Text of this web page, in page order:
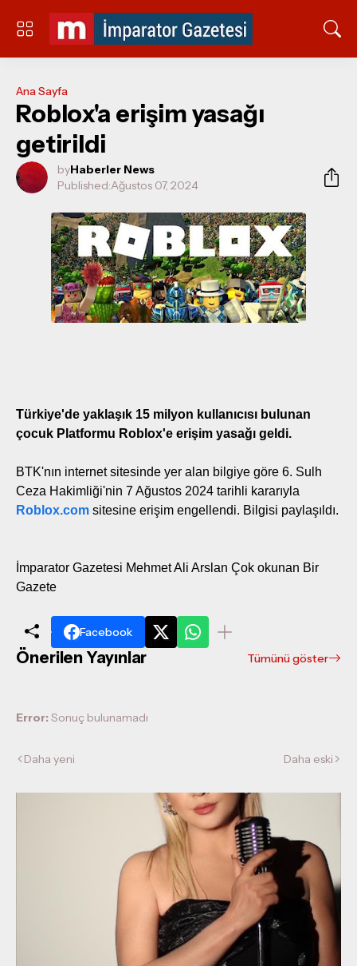
Ana Sayfa
Roblox'a erişim yasağı
getirildi
byHaberler News
Published:Ağustos 07, 2024
Türkiye'de yaklaşık 15 milyon kullanıcısı bulunan
çocuk Platformu Roblox'e erişim yasağı geldi.
BTK'nın internet sitesinde yer alan bilgiye göre 6. Sulh
Ceza Hakimliği'nin 7 Ağustos 2024 tarihli kararıyla
Roblox.com sitesine erişim engellendi. Bilgisi paylaşıldı.
İmparator Gazetesi Mehmet Ali Arslan Çok okunan Bir
Gazete
Facebook
Önerilen Yayınlar Tümünü göster
Error: Sonuç bulunamadı
Daha yeni Daha eski